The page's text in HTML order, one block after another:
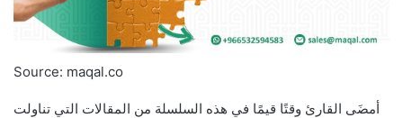
Source: maqal.co
أمضَى القارئ وقتًا قيمًا في هذه السلسلة من المقالات التي تناولت